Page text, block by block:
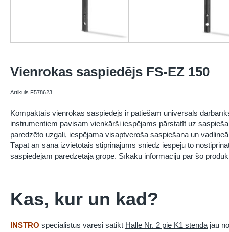
Vienrokas saspiedējs FS-EZ 150
Artikuls F578623
Kompaktais vienrokas saspiedējs ir patiešām universāls
instrumentiem pavisam vienkārši iespējams pārstatīt uz
paredzēto uzgali, iespējama visaptveroša saspiešana un
Tāpat arī sānā izvietotais stiprinājums sniedz iespēju to
saspiedējam paredzētajā gropē. Sīkāku informāciju par šo
Kas, kur un kad?
INSTRO speciālistus varēsi satikt Hallē Nr. 2 pie K1 stenda jau